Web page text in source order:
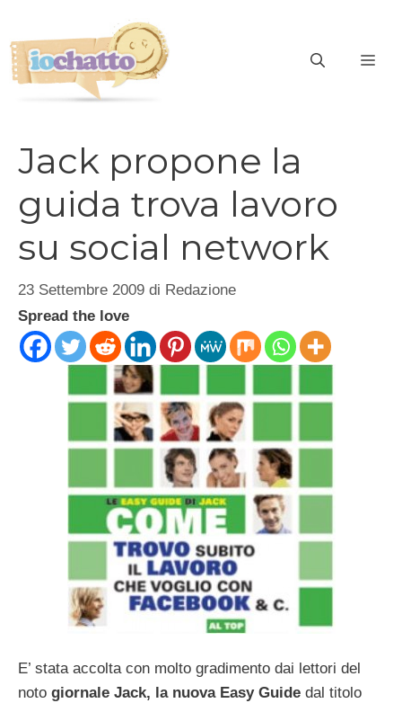
contenuto
Jack propone la
guida trova lavoro
su social network
23 Settembre 2009 di Redazione
Spread the love
E’ stata accolta con molto gradimento dai lettori del
noto giornale Jack, la nuova Easy Guide dal titolo